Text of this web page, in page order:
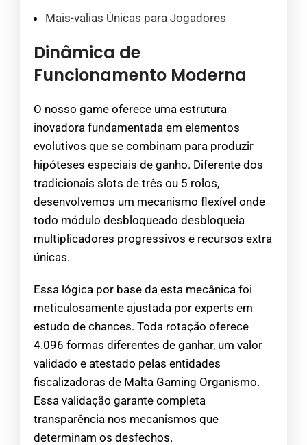
Mais-valias Únicas para Jogadores
Dinâmica de
Funcionamento Moderna
O nosso game oferece uma estrutura
inovadora fundamentada em elementos
evolutivos que se combinam para produzir
hipóteses especiais de ganho. Diferente dos
tradicionais slots de três ou 5 rolos,
desenvolvemos um mecanismo flexível onde
todo módulo desbloqueado desbloqueia
multiplicadores progressivos e recursos extra
únicas.
Essa lógica por base da esta mecânica foi
meticulosamente ajustada por experts em
estudo de chances. Toda rotação oferece
4.096 formas diferentes de ganhar, um valor
validado e atestado pelas entidades
fiscalizadoras de Malta Gaming Organismo.
Essa validação garante completa
transparência nos mecanismos que
determinam os desfechos.